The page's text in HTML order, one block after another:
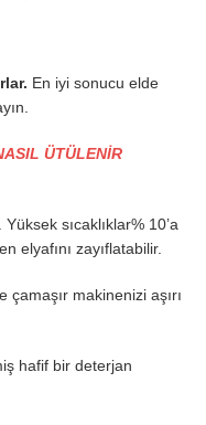
En iyi sonucu elde
ÜTÜLENİR
sıcaklıklar% 10’a
elyafını zayıflatabilir.
makinenizi aşırı
hafif bir deterjan